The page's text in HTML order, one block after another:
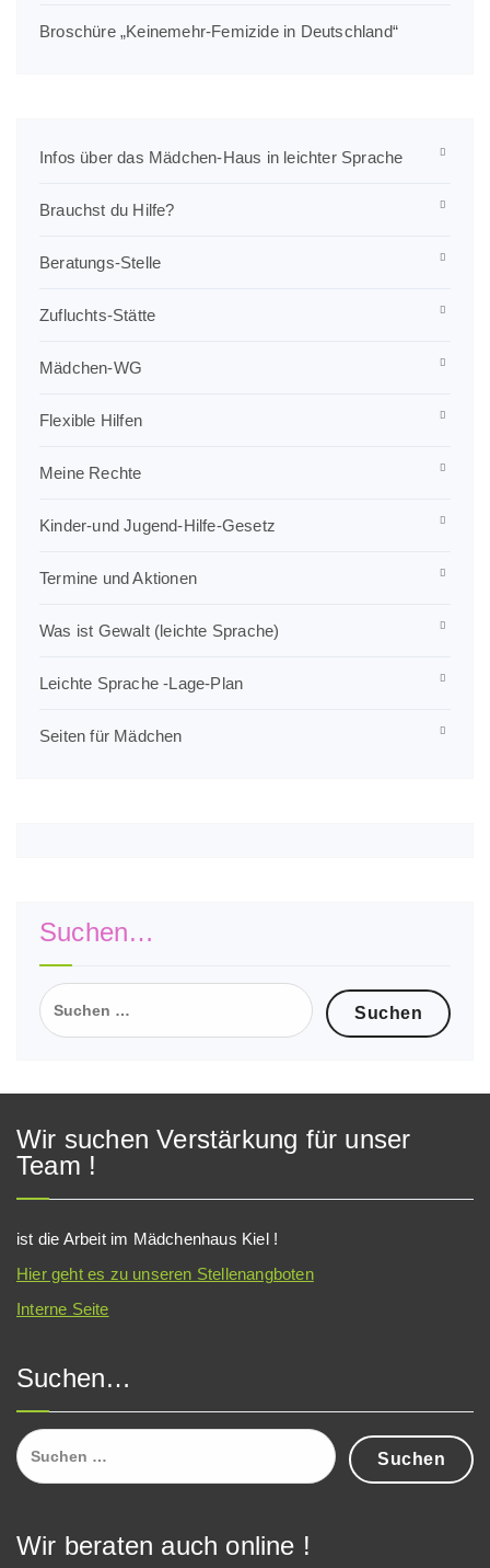
Broschüre „Keinemehr-Femizide in Deutschland“
Infos über das Mädchen-Haus in leichter Sprache
Brauchst du Hilfe?
Beratungs-Stelle
Zufluchts-Stätte
Mädchen-WG
Flexible Hilfen
Meine Rechte
Kinder-und Jugend-Hilfe-Gesetz
Termine und Aktionen
Was ist Gewalt (leichte Sprache)
Leichte Sprache -Lage-Plan
Seiten für Mädchen
Suchen…
Suchen
nach:
Wir suchen Verstärkung für unser
Team !
ist die Arbeit im Mädchenhaus Kiel !
Hier geht es zu unseren Stellenangboten
Interne Seite
Suchen…
Suchen
nach:
Wir beraten auch online !